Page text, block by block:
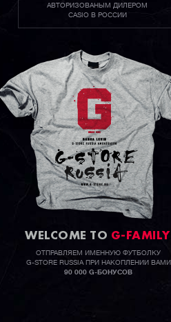
АВТОРИЗОВАНЫМ ДИЛЕРОМ
CASIO В РОССИИ
WELCOME TO G-FAMILY
ОТПРАВЛЯЕМ ИМЕННУЮ ФУТБОЛКУ
G-STORE RUSSIA ПРИ НАКОПЛЕНИИ ВАМИ
90 000 G-БОНУСОВ